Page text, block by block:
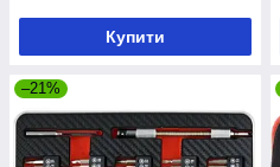
Купити
–21%